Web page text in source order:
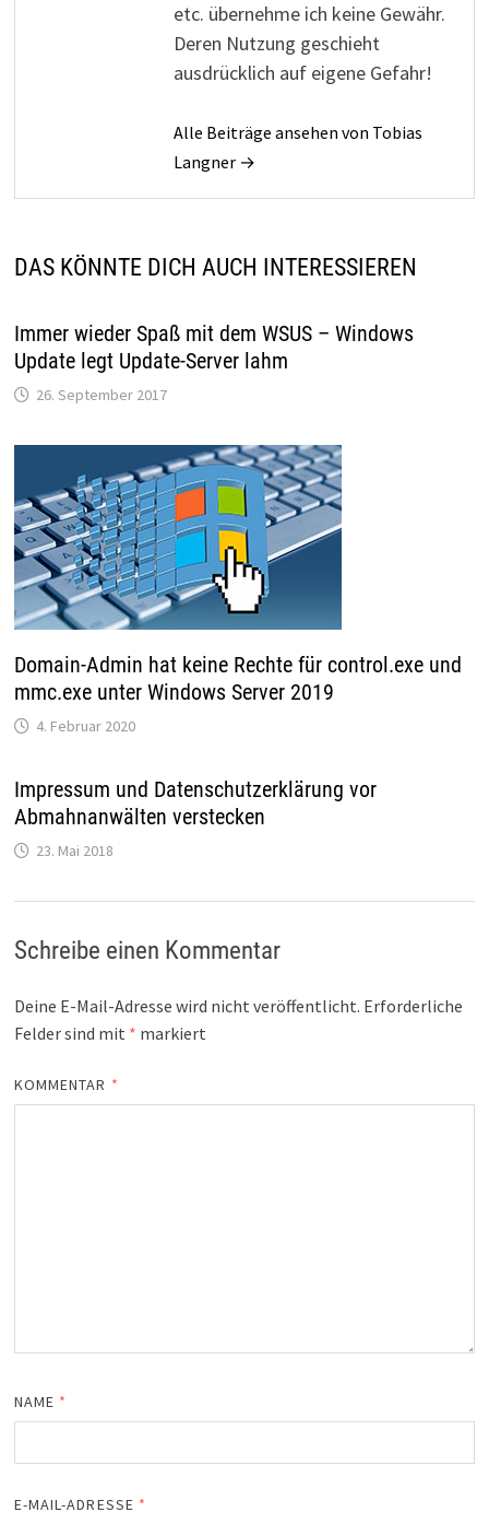
etc. übernehme ich keine Gewähr.
Deren Nutzung geschieht
ausdrücklich auf eigene Gefahr!
Alle Beiträge ansehen von Tobias
Langner →
DAS KÖNNTE DICH AUCH INTERESSIEREN
Immer wieder Spaß mit dem WSUS – Windows
Update legt Update-Server lahm
26. September 2017
Domain-Admin hat keine Rechte für control.exe und
mmc.exe unter Windows Server 2019
4. Februar 2020
Impressum und Datenschutzerklärung vor
Abmahnanwälten verstecken
23. Mai 2018
Schreibe einen Kommentar
Deine E-Mail-Adresse wird nicht veröffentlicht. Erforderliche
Felder sind mit * markiert
KOMMENTAR *
NAME *
E-MAIL-ADRESSE *